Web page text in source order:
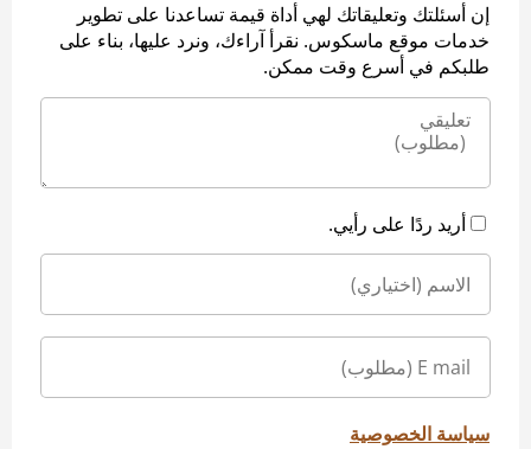
إن أسئلتك وتعليقاتك لهي أداة قيمة تساعدنا على تطوير
خدمات موقع ماسكوس. نقرأ آراءك، ونرد عليها، بناء على
طلبكم في أسرع وقت ممكن.
أريد ردًا على رأيي.
سياسة الخصوصية